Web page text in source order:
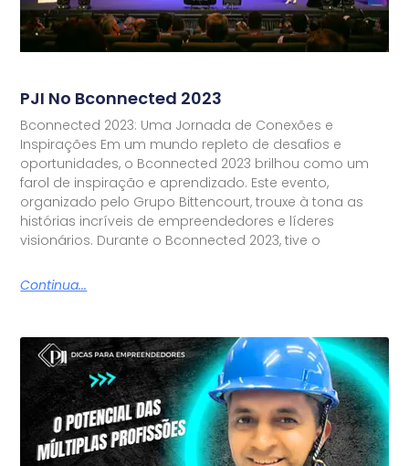
PJI No Bconnected 2023
Bconnected 2023: Uma Jornada de Conexões e
Inspirações Em um mundo repleto de desafios e
oportunidades, o Bconnected 2023 brilhou como um
farol de inspiração e aprendizado. Este evento,
organizado pelo Grupo Bittencourt, trouxe à tona as
histórias incríveis de empreendedores e líderes
visionários. Durante o Bconnected 2023, tive o
Continua...